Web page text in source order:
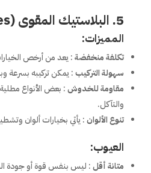
5. البلاستيك المقوى (Laminates)
المميزات:
تكلفة منخفضة: يعد من أرخص
سهولة التركيب: يمكن تركيبه بسرعة
مقاومة للخدوش: بعض الأنواع
والتآكل.
تنوع الألوان: يأتي بخيارات ألوان
العيوب:
متانة أقل: ليس بنفس قوة أو جودة